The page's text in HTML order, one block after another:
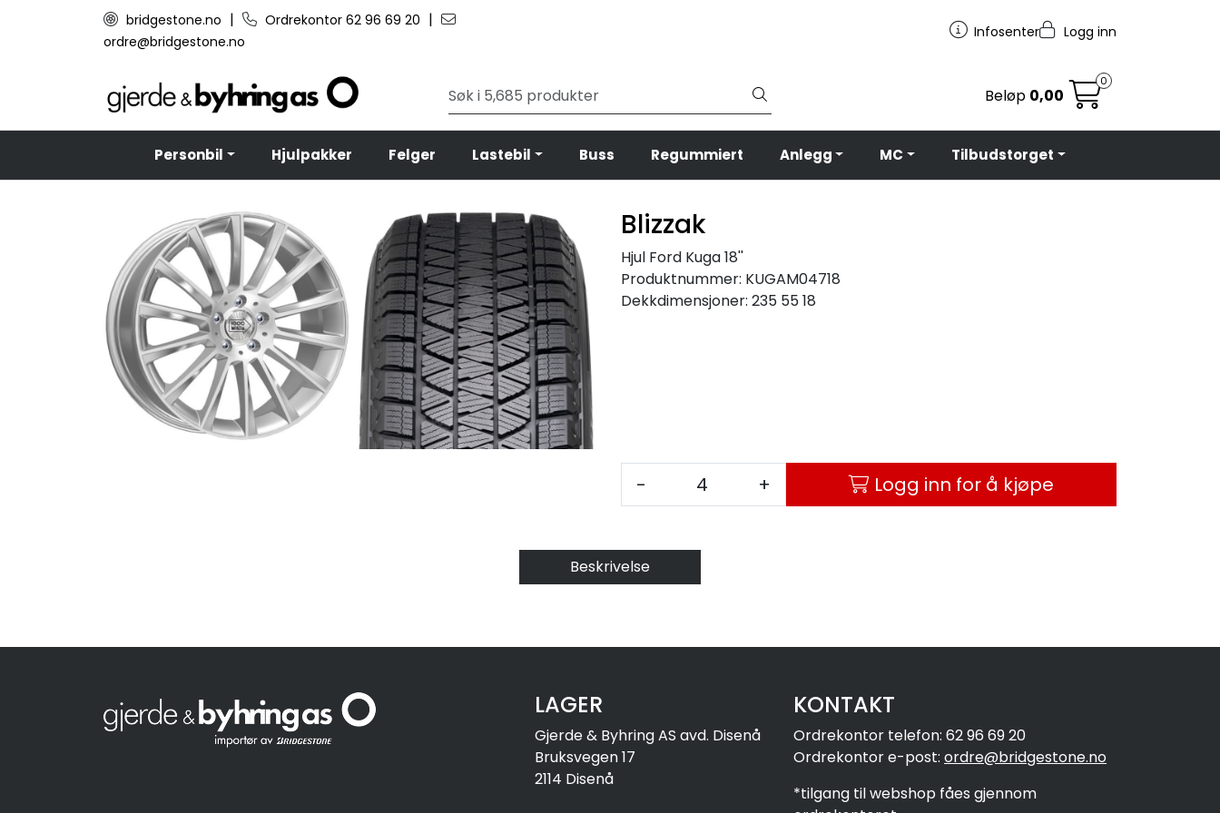
Skip to main contentbridgestone.no | Ordrekontor 62 96 69 20 |
ordre@bridgestone.no
Infosenter Logg inn
Beløp 0,00
0
Personbil Hjulpakker Felger Lastebil Buss Regummiert Anlegg MC Tilbudstorget
Blizzak
Hjul Ford Kuga 18''
Produktnummer: KUGAM04718
Dekkdimensjoner: 235 55 18
- + Logg inn for å kjøpe
Beskrivelse
LAGER
Gjerde & Byhring AS avd. Disenå
Bruksvegen 17
2114 Disenå
KONTAKT
Ordrekontor telefon: 62 96 69 20
Ordrekontor e-post: ordre@bridgestone.no
*tilgang til webshop fåes gjennom